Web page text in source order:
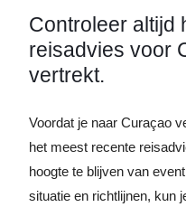
Controleer altijd
reisadvies voor
vertrekt.
Voordat je naar Curaçao
het meest recente
hoogte te blijven van
situatie en richtlijnen, kun